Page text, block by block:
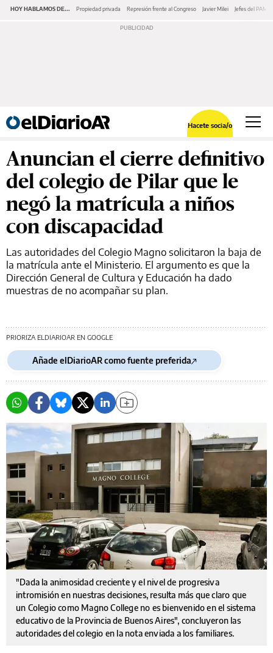
HOY HABLAMOS DE... Propiedad privada Represión frente al Congreso Javier Milei Jefes del PAMI
Hacete socia/o
Anuncian el cierre definitivo
del colegio de Pilar que le
negó la matrícula a niños
con discapacidad
Las autoridades del Colegio Magno solicitaron la baja de
la matrícula ante el Ministerio. El argumento es que la
Dirección General de Cultura y Educación ha dado
muestras de no acompañar su plan.
PRIORIZA ELDIARIOAR EN GOOGLE
Añade elDiarioAR como fuente preferida
"Dada la animosidad creciente y el nivel de progresiva
intromisión en nuestras decisiones, resulta más que claro que
un Colegio como Magno College no es bienvenido en el sistema
educativo de la Provincia de Buenos Aires", concluyeron las
autoridades del colegio en la nota enviada a los familiares.